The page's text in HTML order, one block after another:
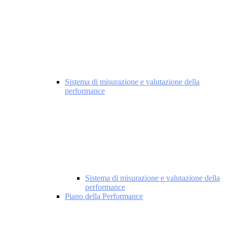
Sistema di misurazione e valutazione della
performance
Sistema di misurazione e valutazione della
performance
Piano della Performance